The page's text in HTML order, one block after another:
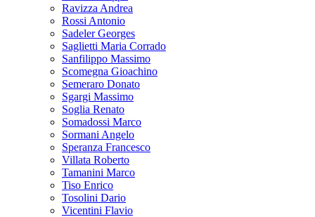
Ravizza Andrea
Rossi Antonio
Sadeler Georges
Saglietti Maria Corrado
Sanfilippo Massimo
Scomegna Gioachino
Semeraro Donato
Sgargi Massimo
Soglia Renato
Somadossi Marco
Sormani Angelo
Speranza Francesco
Villata Roberto
Tamanini Marco
Tiso Enrico
Tosolini Dario
Vicentini Flavio